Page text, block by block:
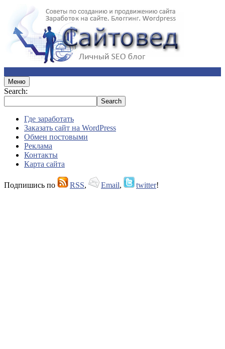
Меню
Search:
Где заработать
Заказать сайт на WordPress
Обмен постовыми
Реклама
Контакты
Карта сайта
Подпишись по RSS, Email, twitter!